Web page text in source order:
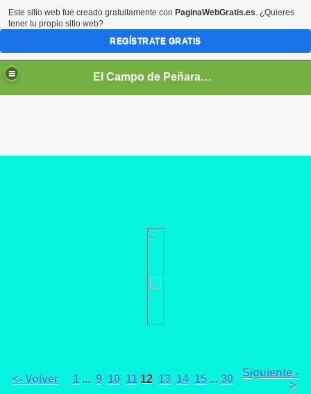
El Campo de Peñaranda (Salamanca)
-
<- Volver 1 ... 9 10 11 12 13 14 15 ... 30
Siguiente -
>
Este sitio web fue creado gratuitamente con PaginaWebGratis.es. ¿Quieres
tener tu propio sitio web?
REGÍSTRATE GRATIS